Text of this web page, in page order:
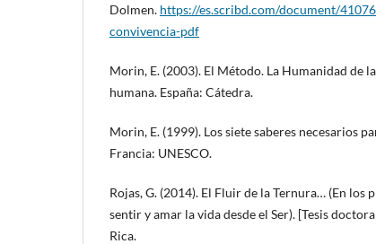
Dolmen. https://es.scribd.com/document/
convivencia-pdf
Morin, E. (2003). El Método. La Humanidad de
humana. España: Cátedra.
Morin, E. (1999). Los siete saberes necesarios
Francia: UNESCO.
Rojas, G. (2014). El Fluir de la Ternura… (En los
sentir y amar la vida desde el Ser). [Tesis
Rica.